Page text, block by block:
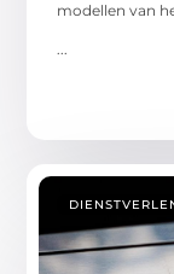
modellen van
...